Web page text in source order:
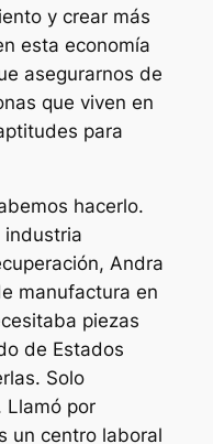
y crear más
esta economía
asegurarnos de
que viven en
para
hacerlo.
industria
Andra
manufactura en
piezas
de Estados
Solo
Llamó por
un centro laboral